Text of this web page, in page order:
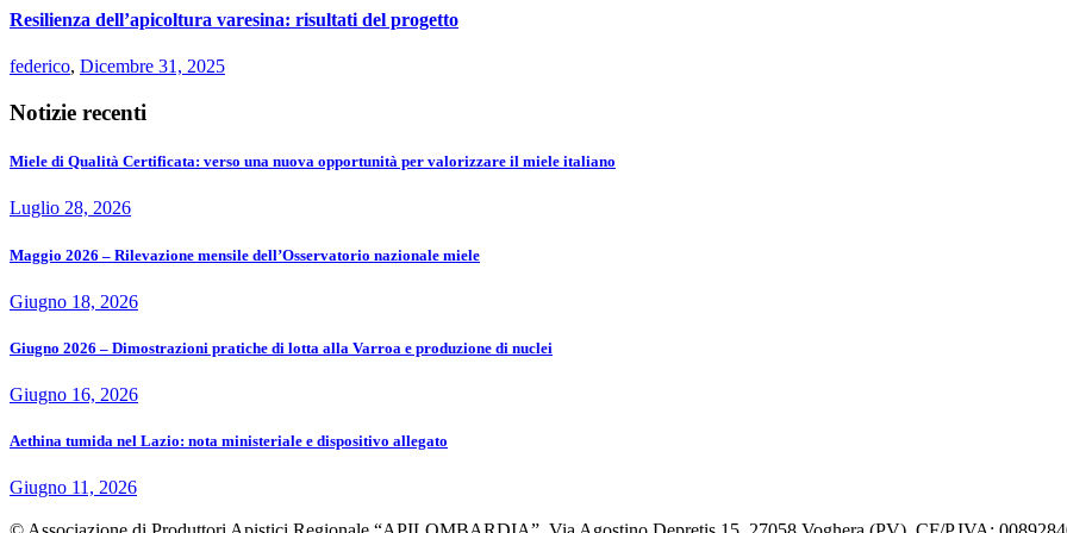
Resilienza dell’apicoltura varesina: risultati del progetto
federico, Dicembre 31, 2025
Notizie recenti
Miele di Qualità Certificata: verso una nuova opportunità per valorizzare il miele italiano
Luglio 28, 2026
Maggio 2026 – Rilevazione mensile dell’Osservatorio nazionale miele
Giugno 18, 2026
Giugno 2026 – Dimostrazioni pratiche di lotta alla Varroa e produzione di nuclei
Giugno 16, 2026
Aethina tumida nel Lazio: nota ministeriale e dispositivo allegato
Giugno 11, 2026